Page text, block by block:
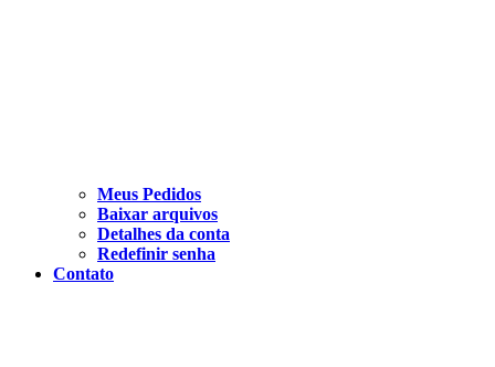
Meus Pedidos
Baixar arquivos
Detalhes da conta
Redefinir senha
Contato